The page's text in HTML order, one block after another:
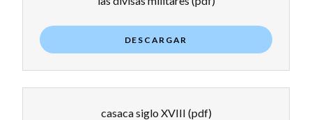
DESCARGAR
casaca siglo XVIII (pdf)